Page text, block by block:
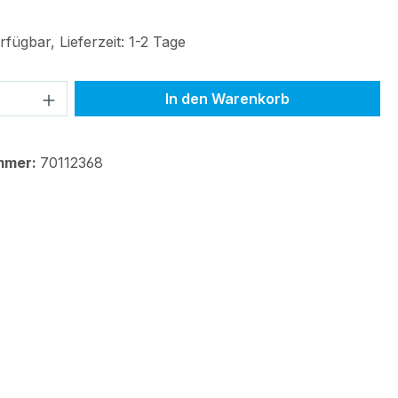
Lieferzeit: 1-2 Tage
Anzahl: Gib den gewünschten Wert
In den Warenkorb
70112368